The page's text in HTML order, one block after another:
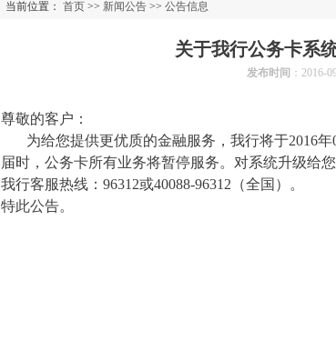
当前位置： 首页 >> 新闻公告 >> 公告信息
关于我行公务卡系
发布时间 ：2016-
尊敬的客户：
为给您提供更优质的金融服务，我行将于2016年
届时，公务卡所有业务将暂停服务。对系统升级给
我行客服热线：96312或40088-96312（全国）。
特此公告。